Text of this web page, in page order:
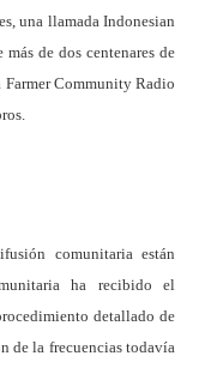
una llamada Indonesian
de dos centenares de
Farmer Community Radio
comunitaria están
ha recibido el
detallado de
de la frecuencias todavía